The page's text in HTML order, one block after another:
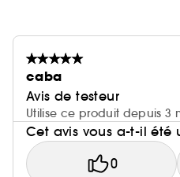
caba
Avis de testeur
Utilise ce produit depuis 3
Cet avis vous a-t-il été
0